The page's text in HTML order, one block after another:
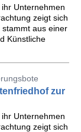
Unternehmen
zeigt sich
aus einer
Künstliche
zur
Unternehmen
zeigt sich